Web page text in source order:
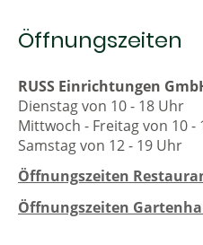
Öffnungszeiten
RUSS Einrichtungen
Dienstag von 10 - 18 Uhr
Mittwoch - Freitag von 10 -
Samstag von 12 - 19 Uhr
Öffnungszeiten
Öffnungszeiten